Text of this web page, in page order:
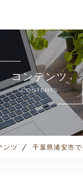
ホーム
当スクールについて
キャンペーン
料金表・コース
出張エリア
予約状況
コンテンツ
CONTENTS
ンツ